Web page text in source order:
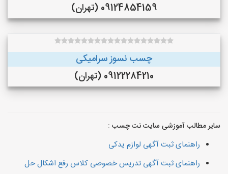
09124854159 (تهران)
چسب نسوز سرامیکی
09122284210 (تهران)
سایر مطالب آموزشی سایت نت چسب :
راهنمای ثبت آگهی لوازم یدکی
راهنمای ثبت آگهی تدریس خصوصی کلاس رفع اشکال حل